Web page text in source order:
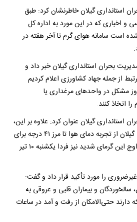
استانداری گیلان خاطرنشان کرد:‌ طبق
و اخباری که در این مورد به اداره کل
است سامانه هوای گرم تا آخر هفته در
بحران استانداری گیلان خبر داد و
از جمله جهاد کشاورزی اعلام کردیم
مشکل در واحدهای مرغداری یا
اتخاذ کنند.
استانداری گیلان عنوان کرد:‌ علاوه بر این،
گزارش‌ها‌ی سازمان هواشناسی گیلان از تجربه دمای هوا تا مرز ۴۱ درجه برای
سراسر استان حکایت دارد که اوج این گرمای شدید نیز فردا یکشنبه ۱۰ تیر
را مورد تأکید قرار داد و گفت:‌
و بیماران قلبی و عروقی به
حتی‌الامکان از رفت و آمد در ساعات